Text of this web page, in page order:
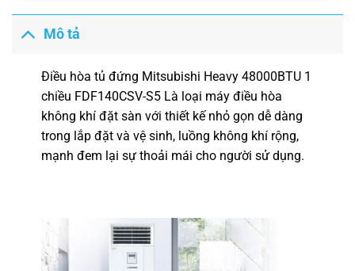
Mô tả
Điều hòa tủ đứng Mitsubishi Heavy 48000BTU 1
chiều FDF140CSV-S5 Là loại máy điều hòa
không khí đặt sàn với thiết kế nhỏ gọn dễ dàng
trong lắp đặt và vệ sinh, luồng không khí rộng,
mạnh đem lại sự thoải mái cho người sử dụng.